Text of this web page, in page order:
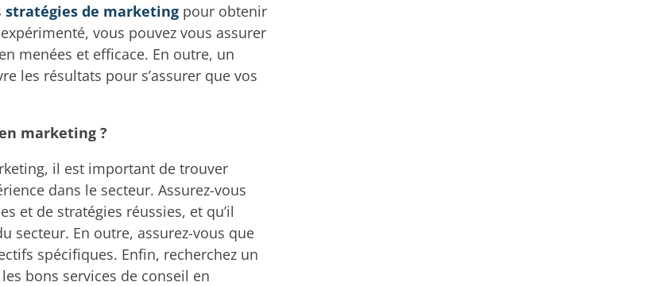
stratégies de marketingpour obtenir
vous pouvez vous assurer
menées et efficace. En outre, un
les résultats pour s’assurer que vos
marketing ?
il est important de trouver
dans le secteur. Assurez-vous
et de stratégies réussies, et qu’il
secteur. En outre, assurez-vous que
spécifiques. Enfin, recherchez un
bons services de conseil en